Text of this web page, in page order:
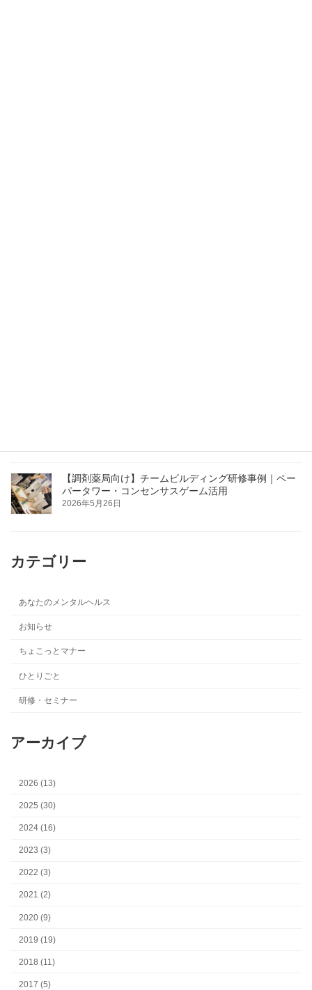
【調剤薬局向け】チームビルディング研修事例｜ペー
パータワー・コンセンサスゲーム活用
2026年5月26日
カテゴリー
あなたのメンタルヘルス
お知らせ
ちょこっとマナー
ひとりごと
研修・セミナー
アーカイブ
2026 (13)
2025 (30)
2024 (16)
2023 (3)
2022 (3)
2021 (2)
2020 (9)
2019 (19)
2018 (11)
2017 (5)